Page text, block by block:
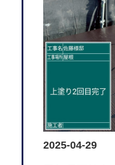
2025-04-29